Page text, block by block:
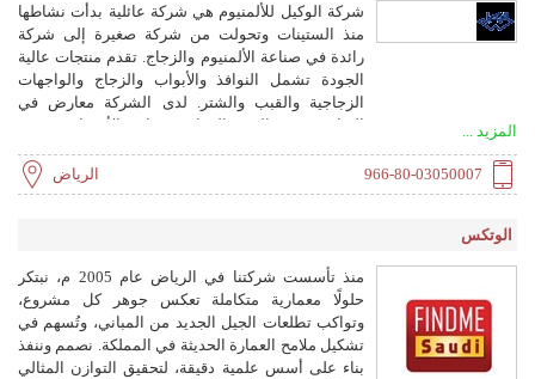
شركة الوكيل للألمنيوم هي شركة عائلية بدأت نشاطها
منذ الستينات وتحولت من شركة صغيرة إلى شركة
رائدة في صناعة الألمنيوم والزجاج. تقدم منتجات عالية
الجودة تشمل النوافذ والأبواب والزجاج والواجهات
الزجاجية والقبب والشتر. لدى الشركة معارض في
الرياض وجدة والخبر والدمام وسيهات والأحساء.
المزيد ...
966-80-03050007 الرياض
الوتكس
منذ تأسست شركتنا في الرياض عام 2005 م، نبتكر
حلولًا معمارية متكاملة تعكس جوهر كل مشروع،
وتواكب تطلعات الجيل الجديد من المباني، وتُسهم في
تشكيل ملامح العمارة الحديثة في المملكة. نصمم وننفذ
بناء على أسس علمية دقيقة، لتحقيق التوازن المثالي